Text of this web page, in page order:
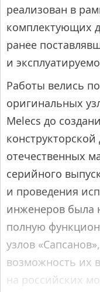
реализован в
комплектующих
ранее
и
Работы велись
оригинальных
Melecs до
отечественных
серийного
и проведения
инженеров была
полную
узлов
возможность их
на российских